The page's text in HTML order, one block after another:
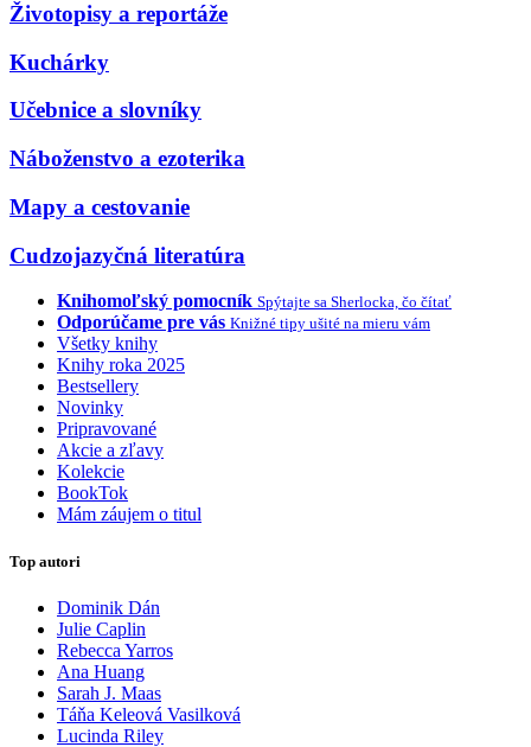
Životopisy a reportáže
Kuchárky
Učebnice a slovníky
Náboženstvo a ezoterika
Mapy a cestovanie
Cudzojazyčná literatúra
Knihomoľský pomocník Spýtajte sa Sherlocka, čo čítať
Odporúčame pre vás Knižné tipy ušité na mieru vám
Všetky knihy
Knihy roka 2025
Bestsellery
Novinky
Pripravované
Akcie a zľavy
Kolekcie
BookTok
Mám záujem o titul
Top autori
Dominik Dán
Julie Caplin
Rebecca Yarros
Ana Huang
Sarah J. Maas
Táňa Keleová Vasilková
Lucinda Riley